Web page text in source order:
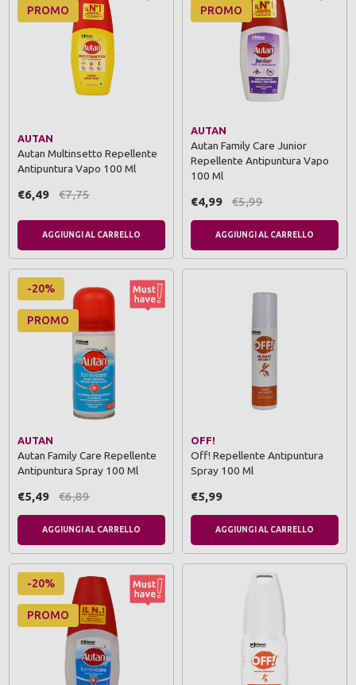
PROMO
AUTAN
Autan Multinsetto Repellente
Antipuntura Vapo 100 Ml
€6,49 €7,75
AGGIUNGI AL CARRELLO
PROMO
AUTAN
Autan Family Care Junior
Repellente Antipuntura Vapo
100 Ml
€4,99 €5,99
AGGIUNGI AL CARRELLO
-20%
PROMO
AUTAN
Autan Family Care Repellente
Antipuntura Spray 100 Ml
€5,49 €6,89
AGGIUNGI AL CARRELLO
OFF!
Off! Repellente Antipuntura
Spray 100 Ml
€5,99
AGGIUNGI AL CARRELLO
-20%
PROMO